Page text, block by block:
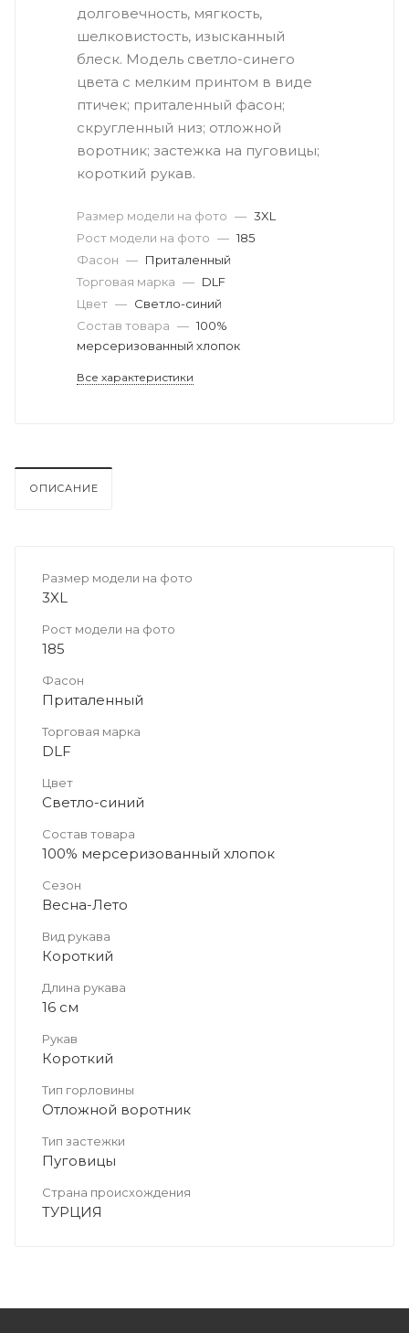
долговечность, мягкость,
шелковистость, изысканный
блеск. Модель светло-синего
цвета с мелким принтом в виде
птичек; приталенный фасон;
скругленный низ; отложной
воротник; застежка на пуговицы;
короткий рукав.
Размер модели на фото — 3XL
Рост модели на фото — 185
Фасон — Приталенный
Торговая марка — DLF
Цвет — Светло-синий
Состав товара — 100%
мерсеризованный хлопок
Все характеристики
ОПИСАНИЕ
Размер модели на фото
3XL
Рост модели на фото
185
Фасон
Приталенный
Торговая марка
DLF
Цвет
Светло-синий
Состав товара
100% мерсеризованный хлопок
Сезон
Весна-Лето
Вид рукава
Короткий
Длина рукава
16 см
Рукав
Короткий
Тип горловины
Отложной воротник
Тип застежки
Пуговицы
Страна происхождения
ТУРЦИЯ